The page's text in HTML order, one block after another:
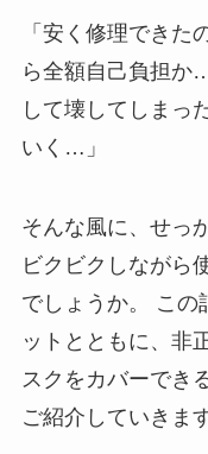
「安く修理できた
ら全額自己負担か
して壊してしまっ
いく…」
そんな風に、せっ
ビクビクしながら
でしょうか。 この
ットとともに、非
スクをカバーでき
ご紹介していきます